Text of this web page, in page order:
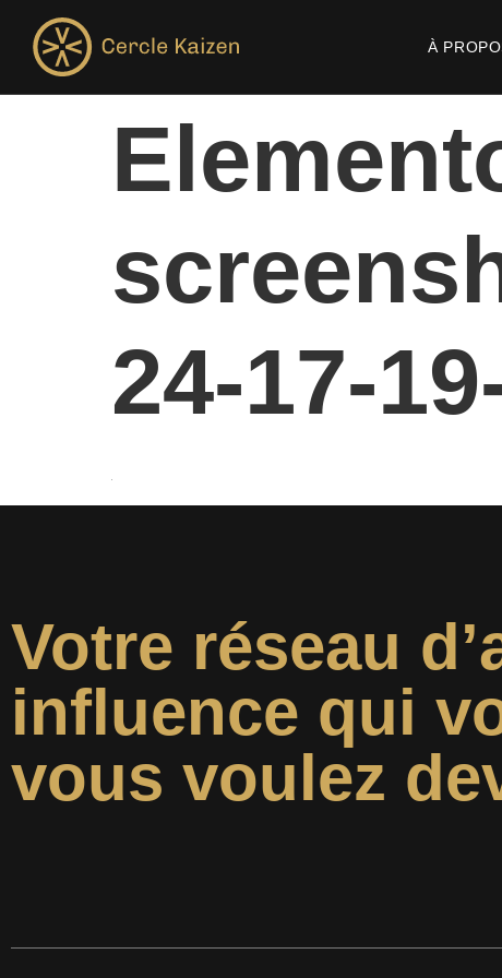
À
24-17-
Votre réseau
influence qui
vous voulez